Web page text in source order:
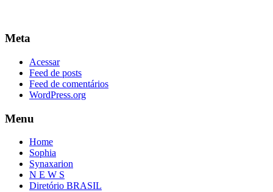
Meta
Acessar
Feed de posts
Feed de comentários
WordPress.org
Menu
Home
Sophia
Synaxarion
N E W S
Diretório BRASIL